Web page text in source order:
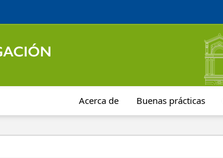
Acerca de Buenas prácticas